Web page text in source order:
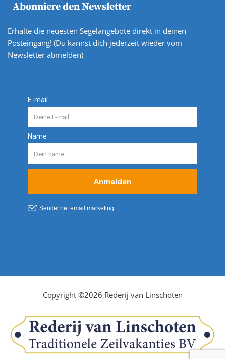
Abonniere den Newsletter
Erhalte die neuesten Segelangebote direkt in deinen
Posteingang! (Du kannst dich jederzeit wieder vom
Newsletter abmelden)
Copyright ©2026 Rederij van Linschoten